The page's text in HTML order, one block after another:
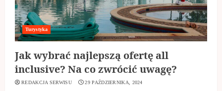
Turystyka
Jak wybrać najlepszą ofertę all
inclusive? Na co zwrócić uwagę?
REDAKCJA SERWISU 29 PAŹDZIERNIKA, 2024